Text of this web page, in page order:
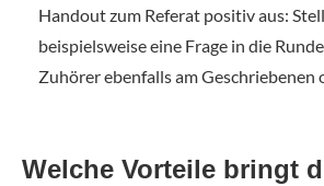
Handout zum Referat positiv aus:
beispielsweise eine Frage in die
Zuhörer ebenfalls am Geschriebenen
Welche Vorteile bringt